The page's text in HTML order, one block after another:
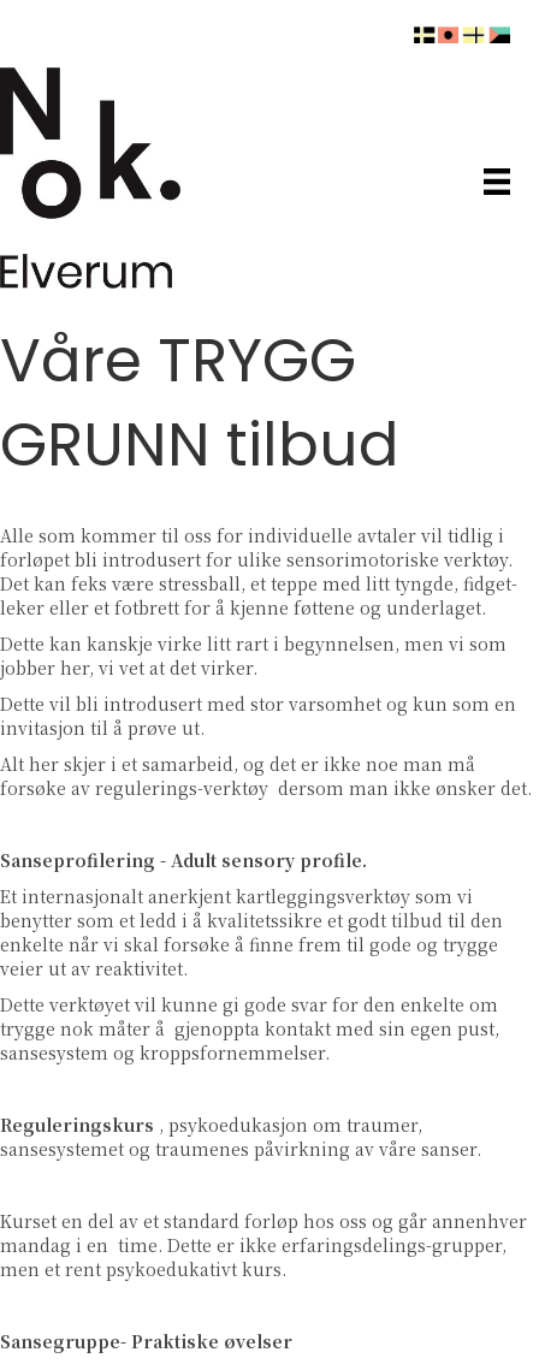
Våre TRYGG
GRUNN tilbud
Alle som kommer til oss for individuelle avtaler vil tidlig i
forløpet bli introdusert for ulike sensorimotoriske verktøy.
Det kan feks være stressball, et teppe med litt tyngde, fidget-
leker eller et fotbrett for å kjenne føttene og underlaget.
Dette kan kanskje virke litt rart i begynnelsen, men vi som
jobber her, vi vet at det virker.
Dette vil bli introdusert med stor varsomhet og kun som en
invitasjon til å prøve ut.
Alt her skjer i et samarbeid, og det er ikke noe man må
forsøke av regulerings-verktøy dersom man ikke ønsker det.
Sanseprofilering - Adult sensory profile.
Et internasjonalt anerkjent kartleggingsverktøy som vi
benytter som et ledd i å kvalitetssikre et godt tilbud til den
enkelte når vi skal forsøke å finne frem til gode og trygge
veier ut av reaktivitet.
Dette verktøyet vil kunne gi gode svar for den enkelte om
trygge nok måter å gjenoppta kontakt med sin egen pust,
sansesystem og kroppsfornemmelser.
Reguleringskurs , psykoedukasjon om traumer,
sansesystemet og traumenes påvirkning av våre sanser.
Kurset en del av et standard forløp hos oss og går annenhver
mandag i en time. Dette er ikke erfaringsdelings-grupper,
men et rent psykoedukativt kurs.
Sansegruppe- Praktiske øvelser